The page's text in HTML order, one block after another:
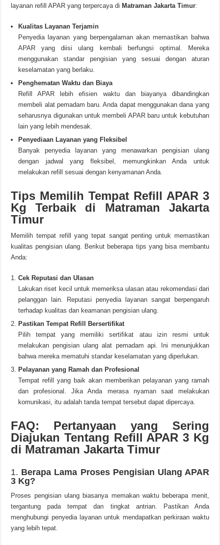
layanan refill APAR yang terpercaya di Matraman Jakarta Timur:
Kualitas Layanan Terjamin
Penyedia layanan yang berpengalaman akan memastikan bahwa
APAR yang diisi ulang kembali berfungsi optimal. Mereka
menggunakan standar pengisian yang sesuai dengan aturan
keselamatan yang berlaku.
Penghematan Waktu dan Biaya
Refill APAR lebih efisien waktu dan biayanya dibandingkan
membeli alat pemadam baru. Anda dapat menggunakan dana yang
seharusnya digunakan untuk membeli APAR baru untuk kebutuhan
lain yang lebih mendesak.
Penyediaan Layanan yang Fleksibel
Banyak penyedia layanan yang menawarkan pengisian ulang
dengan jadwal yang fleksibel, memungkinkan Anda untuk
melakukan refill sesuai dengan kenyamanan Anda.
Tips Memilih Tempat Refill APAR 3
Kg Terbaik di Matraman Jakarta
Timur
Memilih tempat refill yang tepat sangat penting untuk memastikan
kualitas pengisian ulang. Berikut beberapa tips yang bisa membantu
Anda:
Cek Reputasi dan Ulasan
Lakukan riset kecil untuk memeriksa ulasan atau rekomendasi dari
pelanggan lain. Reputasi penyedia layanan sangat berpengaruh
terhadap kualitas dan keamanan pengisian ulang.
Pastikan Tempat Refill Bersertifikat
Pilih tempat yang memiliki sertifikat atau izin resmi untuk
melakukan pengisian ulang alat pemadam api. Ini menunjukkan
bahwa mereka mematuhi standar keselamatan yang diperlukan.
Pelayanan yang Ramah dan Profesional
Tempat refill yang baik akan memberikan pelayanan yang ramah
dan profesional. Jika Anda merasa nyaman saat melakukan
komunikasi, itu adalah tanda tempat tersebut dapat dipercaya.
FAQ: Pertanyaan yang Sering
Diajukan Tentang Refill APAR 3 Kg
di Matraman Jakarta Timur
1. Berapa Lama Proses Pengisian Ulang APAR
3 Kg?
Proses pengisian ulang biasanya memakan waktu beberapa menit,
tergantung pada tempat dan tingkat antrian. Pastikan Anda
menghubungi penyedia layanan untuk mendapatkan perkiraan waktu
yang lebih tepat.